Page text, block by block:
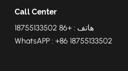
Call Center
هاتف : +86 18755133502
WhatsAPP : +86 18755133502